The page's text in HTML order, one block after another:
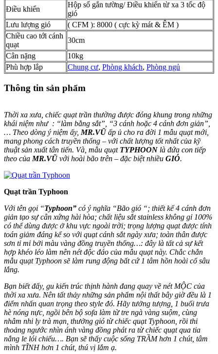
Điều khiển
Hộp số gắn tường/ Điều khiển từ xa 3 tốc độ
gió
Lưu lượng gió
( CFM ): 8000 ( cực kỳ mát & ÊM )
Chiều cao tới cánh
quạt
30cm
Cân nặng
10kg
Phù hợp lắp
Chung cư, Phòng khách, Phòng ngủ
Thông tin sản phẩm
Thời xa xưa, chiếc quạt trần thường được đóng khung trong những
khái niệm như : “làm bằng sắt”, “3 cánh hoặc 4 cánh đơn giản”,
… Theo dòng ý niệm ấy, MR.VŨấp ủ cho ra đời 1 mẫu quạt mới,
mang phong cách truyền thống – với chất lượng tốt nhất của kỹ
thuật sản xuất tân tiến. Và, mẫu quạt TYPHOON là đứa con tiếp
theo của MR.VŨvới hoài bão trên – đặc biệt nhiều GIÓ.
Quạt trần Typhoon
Với tên gọi “Typhoon” có ý nghĩa “Bão gió “; thiết kế 4 cánh đơn
giản tạo sự cân xứng hài hòa; chất liệu sắt stainless không gỉ 100%
có thể dùng được ở khu vực ngoài trời; trọng lượng quạt được tính
toán giảm đáng kể so với quạt cánh sắt ngày xưa; toàn thân được
sơn tỉ mỉ bởi màu vàng đồng truyền thống…: đây là tất cả sự kết
hợp khéo léo làm nên nét độc đáo của mẫu quạt này. Chắc chắn
mẫu quạt Typhoon sẽ làm rung động bất cứ 1 tâm hồn hoài cổ sâu
lắng.
Bạn biết đấy, gu kiến trúc thịnh hành đang quay về nét MỘC của
thời xa xưa. Nên tất thảy những sản phẩm nội thất bây giờ đều là 1
điểm nhấn quan trọng theo style đó. Hãy tưởng tượng, 1 buổi trưa
hè nóng nực, ngồi bên bộ sofa làm từ tre ngà vàng suộm, cùng
nhâm nhi ly trà mạn, thưởng gió từ chiếc quạt Typhoon, rồi thi
thoảng ngước nhìn ánh vàng đồng phát ra từ chiếc quạt qua tia
nắng le lói chiếu…. Bạn sẽ thấy cuộc sống TRẦM hơn 1 chút, tâm
mình TĨNH hơn 1 chút, thú vị lắm ạ.